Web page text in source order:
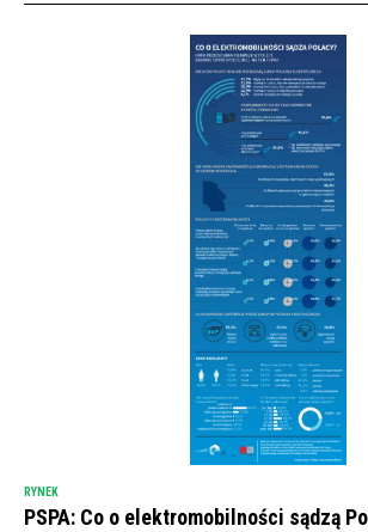
RYNEK
PSPA: Co o elektromobilności sądzą